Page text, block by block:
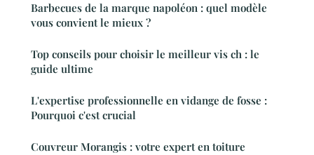
Barbecues de la marque napoléon : quel modèle
vous convient le mieux ?
Top conseils pour choisir le meilleur vis ch : le
guide ultime
L'expertise professionnelle en vidange de fosse :
Pourquoi c'est crucial
Couvreur Morangis : votre expert en toiture